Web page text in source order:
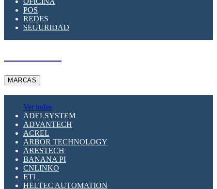
POS
REDES
SEGURIDAD
MARCAS
Ver todas
ADELSYSTEM
ADVANTECH
ACREL
ARBOR TECHNOLOGY
ARESTECH
BANANA PI
CNLINKO
ETI
HELTEC AUTOMATION